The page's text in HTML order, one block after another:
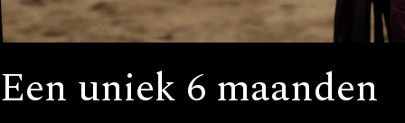
Een uniek 6 maanden